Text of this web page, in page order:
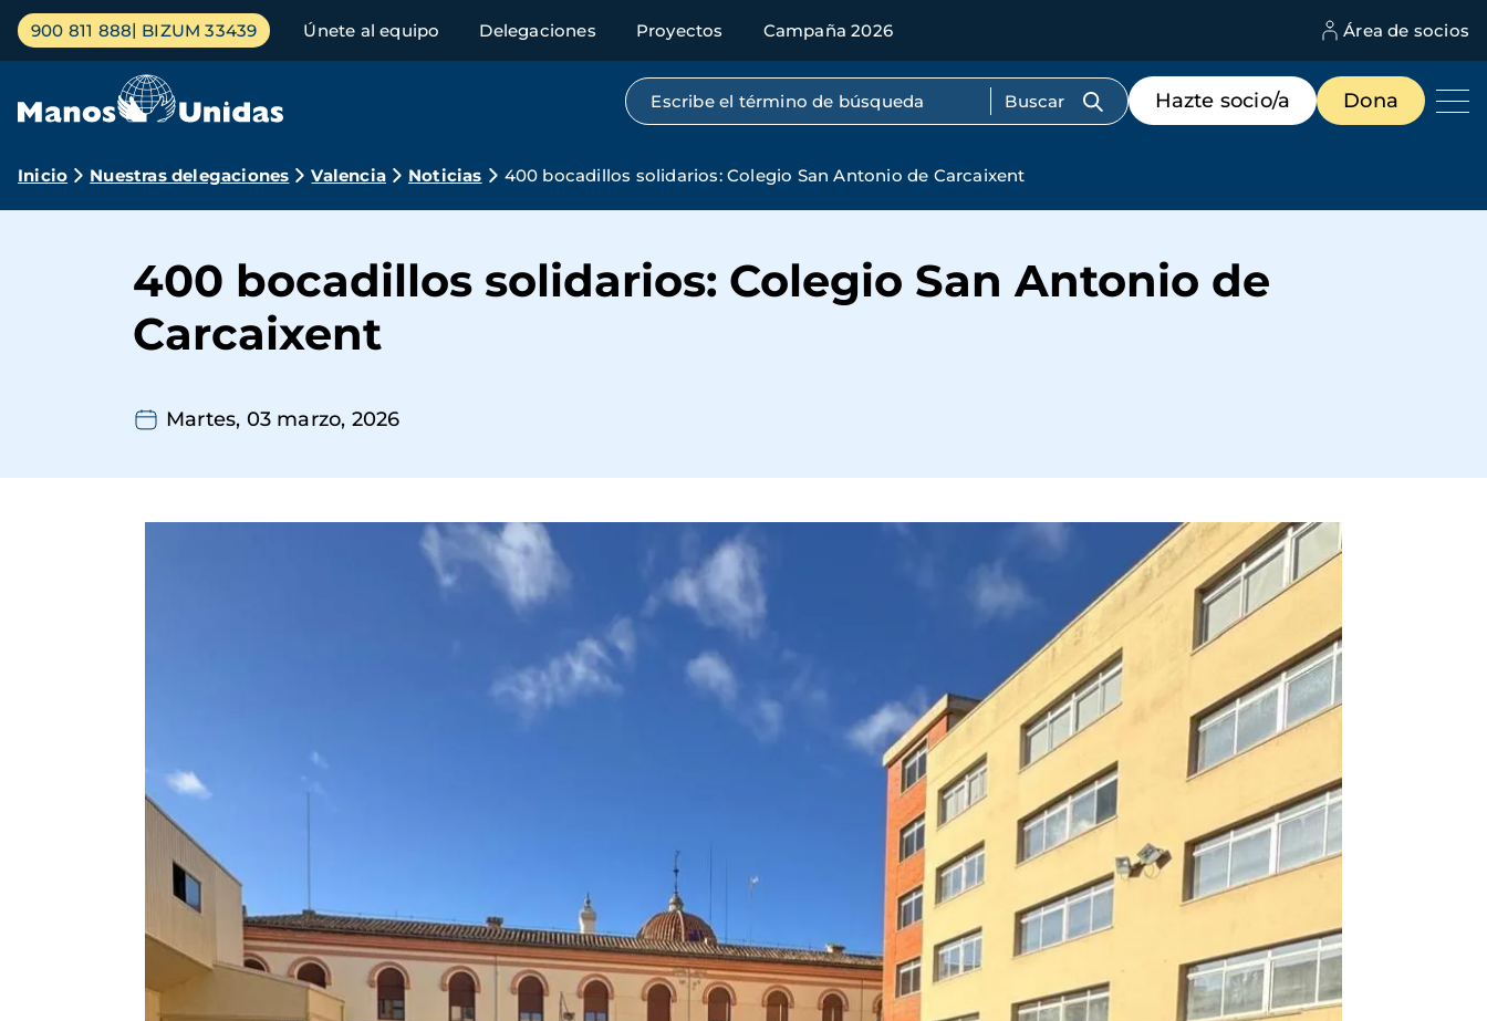
Pasar
contenido
Menú
principal
900 811 888 BIZUM 33439 Únete al equipo Delegaciones Proyectos Campaña 2026 Área de socios
Búsqueda por texto completo
Menú
de
destacados
Hazte socio/a Dona
Ruta
navegación
Inicio Nuestras delegaciones Valencia Noticias 400 bocadillos solidarios: Colegio San Antonio de Carcaixent
400 bocadillos solidarios: Colegio San Antonio de
Carcaixent
Martes, 03 marzo, 2026